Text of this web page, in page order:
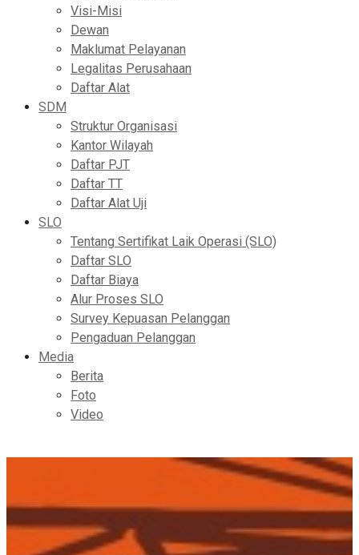
Visi-Misi
Dewan
Maklumat Pelayanan
Legalitas Perusahaan
Daftar Alat
SDM
Struktur Organisasi
Kantor Wilayah
Daftar PJT
Daftar TT
Daftar Alat Uji
SLO
Tentang Sertifikat Laik Operasi (SLO)
Daftar SLO
Daftar Biaya
Alur Proses SLO
Survey Kepuasan Pelanggan
Pengaduan Pelanggan
Media
Berita
Foto
Video